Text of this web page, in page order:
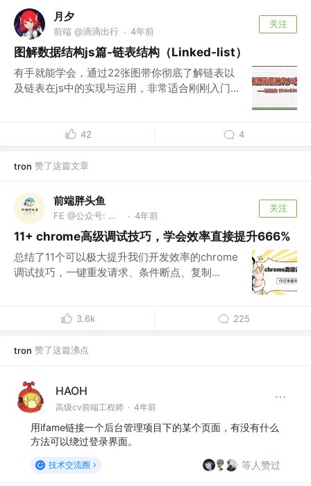
月夕
前端 @滴滴出行 · 4年前
关注
图解数据结构js篇-链表结构（Linked-list）
有手就能学会，通过22张图带你彻底了解链表以
及链表在js中的实现与运用，非常适合刚刚入门...
42 4
tron 赞了这篇文章
前端胖头鱼
FE @公众号: 前端胖头鱼 · 4年前
关注
11+ chrome高级调试技巧，学会效率直接提升666%
总结了11个可以极大提升我们开发效率的chrome
调试技巧，一键重发请求、条件断点、复制...
3.6k 225
tron 赞了这篇沸点
HAOH
高级cv前端工程师 · 4年前
用ifame链接一个后台管理项目下的某个页面，有没有什么
方法可以绕过登录界面。
技术交流圈 等人赞过